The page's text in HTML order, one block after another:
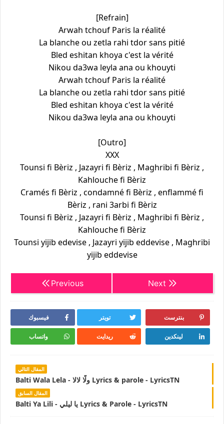
[Refrain]
Arwah tchouf Paris la réalité
La blanche ou zetla rahi tdor sans pitié
Bled eshitan khoya c'est la vérité
Nikou da3wa leyla ana ou khouyti
Arwah tchouf Paris la réalité
La blanche ou zetla rahi tdor sans pitié
Bled eshitan khoya c'est la vérité
Nikou da3wa leyla ana ou khouyti
[Outro]
XXX
Tounsi fi Bèriz , Jazayri fi Bèriz , Maghribi fi Bèriz ,
Kahlouche fi Bèriz
Cramés fi Bèriz , condamné fi Bèriz , enflammé fi
Bèriz , rani 3arbi fi Bèriz
Tounsi fi Bèriz , Jazayri fi Bèriz , Maghribi fi Bèriz ,
Kahlouche fi Bèriz
Tounsi yijib edevise , Jazayri yijib eddevise , Maghribi
yijib eddevise
Previous Next
فيسبوك تويتر بنترست
واتساب ريدايت لينكدين
المقال التالي
Balti Wala Lela - ولّا لالا Lyrics & parole - LyricsTN
المقال السابق
Balti Ya Lili - يا ليلي Lyrics & Parole - LyricsTN